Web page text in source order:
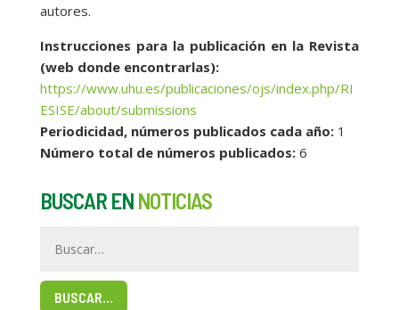
autores.
Instrucciones para la publicación en la Revista
(web donde encontrarlas):
https://www.uhu.es/publicaciones/ojs/index.php/RI
ESISE/about/submissions
Periodicidad, números publicados cada año:1
Número total de números publicados:6
BUSCAR EN NOTICIAS
BUSCAR…